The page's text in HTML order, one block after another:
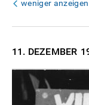
weniger anzeigen
11. DEZEMBER